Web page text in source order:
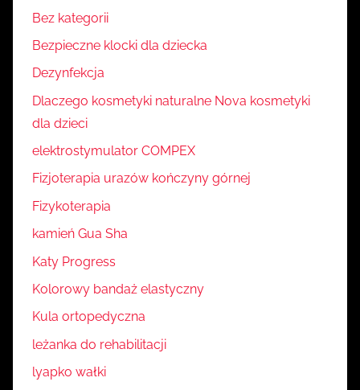
Bez kategorii
Bezpieczne klocki dla dziecka
Dezynfekcja
Dlaczego kosmetyki naturalne Nova kosmetyki
dla dzieci
elektrostymulator COMPEX
Fizjoterapia urazów kończyny górnej
Fizykoterapia
kamień Gua Sha
Katy Progress
Kolorowy bandaż elastyczny
Kula ortopedyczna
leżanka do rehabilitacji
lyapko wałki